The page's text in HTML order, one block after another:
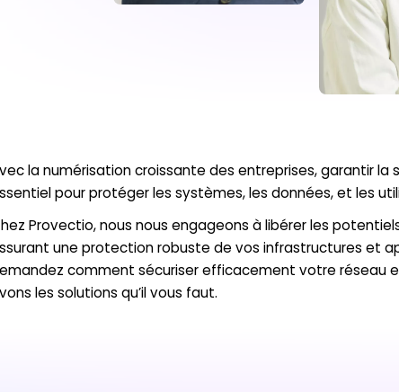
la numérisation croissante des entreprises, garantir la
pour protéger les systèmes, les données, et les
Provectio, nous nous engageons à libérer les
une protection robuste de vos infrastructures et
comment sécuriser efficacement votre réseau
les solutions qu’il vous faut.